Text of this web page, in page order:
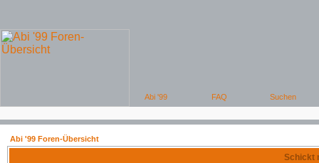
Abi '99 Foren-Übersicht
Schickt